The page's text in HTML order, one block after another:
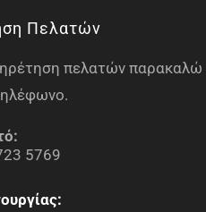
Πελατών
πελατών παρακαλώ
5769